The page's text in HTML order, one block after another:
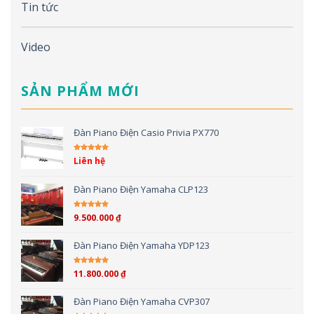
Tin tức
Video
SẢN PHẨM MỚI
Đàn Piano Điện Casio Privia PX770
Được xếp hạng
Liên hệ
Đàn Piano Điện Yamaha CLP123
Được xếp hạng
9.500.000₫
Đàn Piano Điện Yamaha YDP123
Được xếp hạng
11.800.000₫
Đàn Piano Điện Yamaha CVP307